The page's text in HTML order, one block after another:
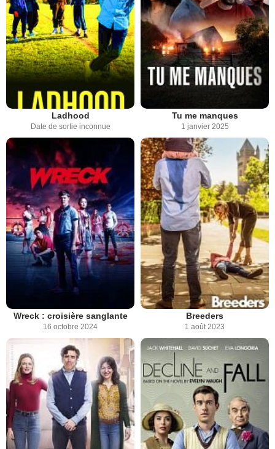
Ladhood
Date de sortie inconnue
Tu me manques
1 janvier 2025
Wreck : croisière sanglante
16 octobre 2024
Breeders
1 août 2023